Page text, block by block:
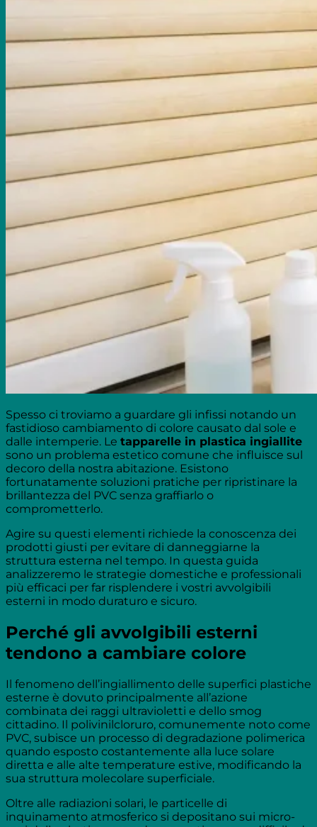
Spesso ci troviamo a guardare gli infissi notando un
fastidioso cambiamento di colore causato dal sole e
dalle intemperie. Le tapparelle in plastica ingiallite
sono un problema estetico comune che influisce sul
decoro della nostra abitazione. Esistono
fortunatamente soluzioni pratiche per ripristinare la
brillantezza del PVC senza graffiarlo o
comprometterlo.
Agire su questi elementi richiede la conoscenza dei
prodotti giusti per evitare di danneggiarne la
struttura esterna nel tempo. In questa guida
analizzeremo le strategie domestiche e professionali
più efficaci per far risplendere i vostri avvolgibili
esterni in modo duraturo e sicuro.
Perché gli avvolgibili esterni
tendono a cambiare colore
Il fenomeno dell’ingiallimento delle superfici plastiche
esterne è dovuto principalmente all’azione
combinata dei raggi ultravioletti e dello smog
cittadino. Il polivinilcloruro, comunemente noto come
PVC, subisce un processo di degradazione polimerica
quando esposto costantemente alla luce solare
diretta e alle alte temperature estive, modificando la
sua struttura molecolare superficiale.
Oltre alle radiazioni solari, le particelle di
inquinamento atmosferico si depositano sui micro-